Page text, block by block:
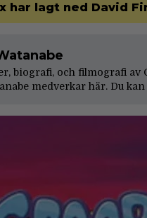
har lagt ned David
biografi, och filmografi av
medverkar här. Du